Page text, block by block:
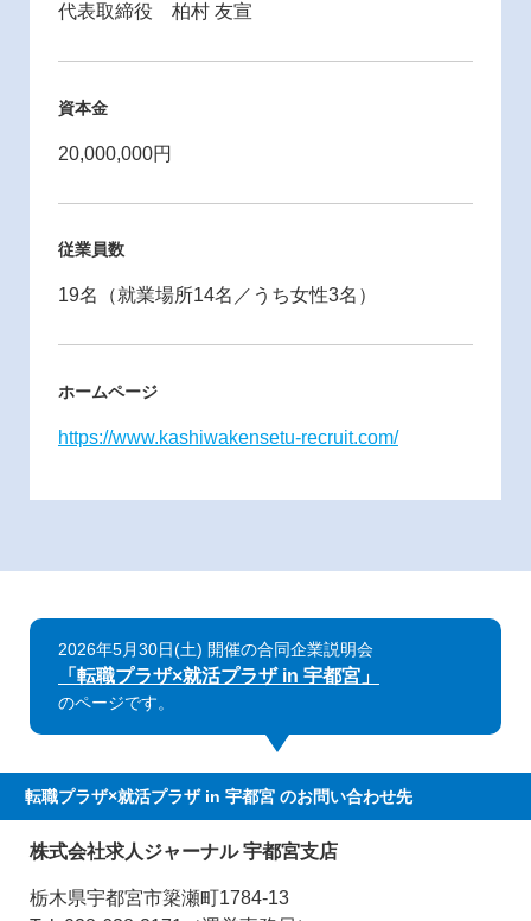
代表取締役 柏村 友宣
資本金
20,000,000円
従業員数
19名（就業場所14名／うち女性3名）
ホームページ
https://www.kashiwakensetu-recruit.com/
2026年5月30日(土) 開催の合同企業説明会
「転職プラザ×就活プラザ in 宇都宮」
のページです。
転職プラザ×就活プラザ in 宇都宮 のお問い合わせ先
株式会社求人ジャーナル 宇都宮支店
栃木県宇都宮市簗瀬町1784-13